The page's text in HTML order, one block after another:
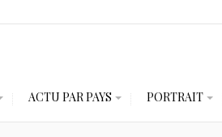
ACTU PAR PAYS PORTRAIT